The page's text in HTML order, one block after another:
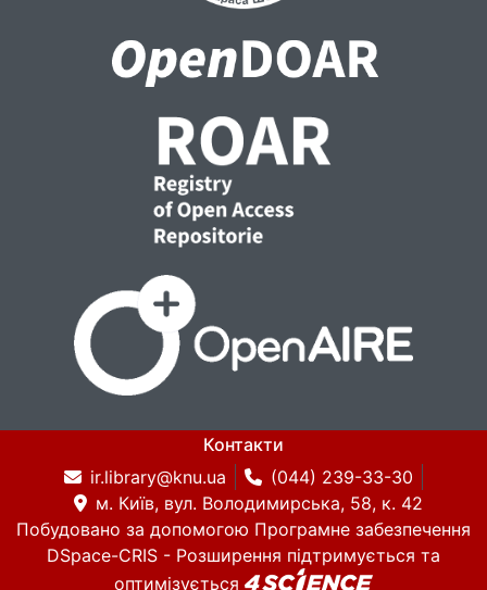
Контакти
ir.library@knu.ua
(044) 239-33-30
м. Київ, вул. Володимирська, 58, к. 42
Побудовано за допомогою Програмне забезпечення
DSpace-CRIS - Розширення підтримується та
оптимізується